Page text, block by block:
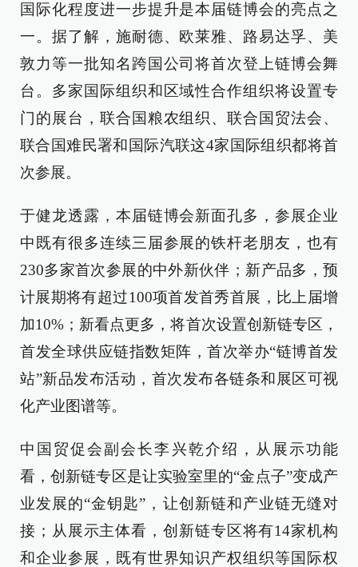
国际化程度进一步提升是本届链博会的亮点之
一。据了解，施耐德、欧莱雅、路易达孚、美
敦力等一批知名跨国公司将首次登上链博会舞
台。多家国际组织和区域性合作组织将设置专
门的展台，联合国粮农组织、联合国贸法会、
联合国难民署和国际汽联这4家国际组织都将首
次参展。
于健龙透露，本届链博会新面孔多，参展企业
中既有很多连续三届参展的铁杆老朋友，也有
230多家首次参展的中外新伙伴；新产品多，预
计展期将有超过100项首发首秀首展，比上届增
加10%；新看点更多，将首次设置创新链专区，
首发全球供应链指数矩阵，首次举办“链博首发
站”新品发布活动，首次发布各链条和展区可视
化产业图谱等。
中国贸促会副会长李兴乾介绍，从展示功能
看，创新链专区是让实验室里的“金点子”变成产
业发展的“金钥匙”，让创新链和产业链无缝对
接；从展示主体看，创新链专区将有14家机构
和企业参展，既有世界知识产权组织等国际权